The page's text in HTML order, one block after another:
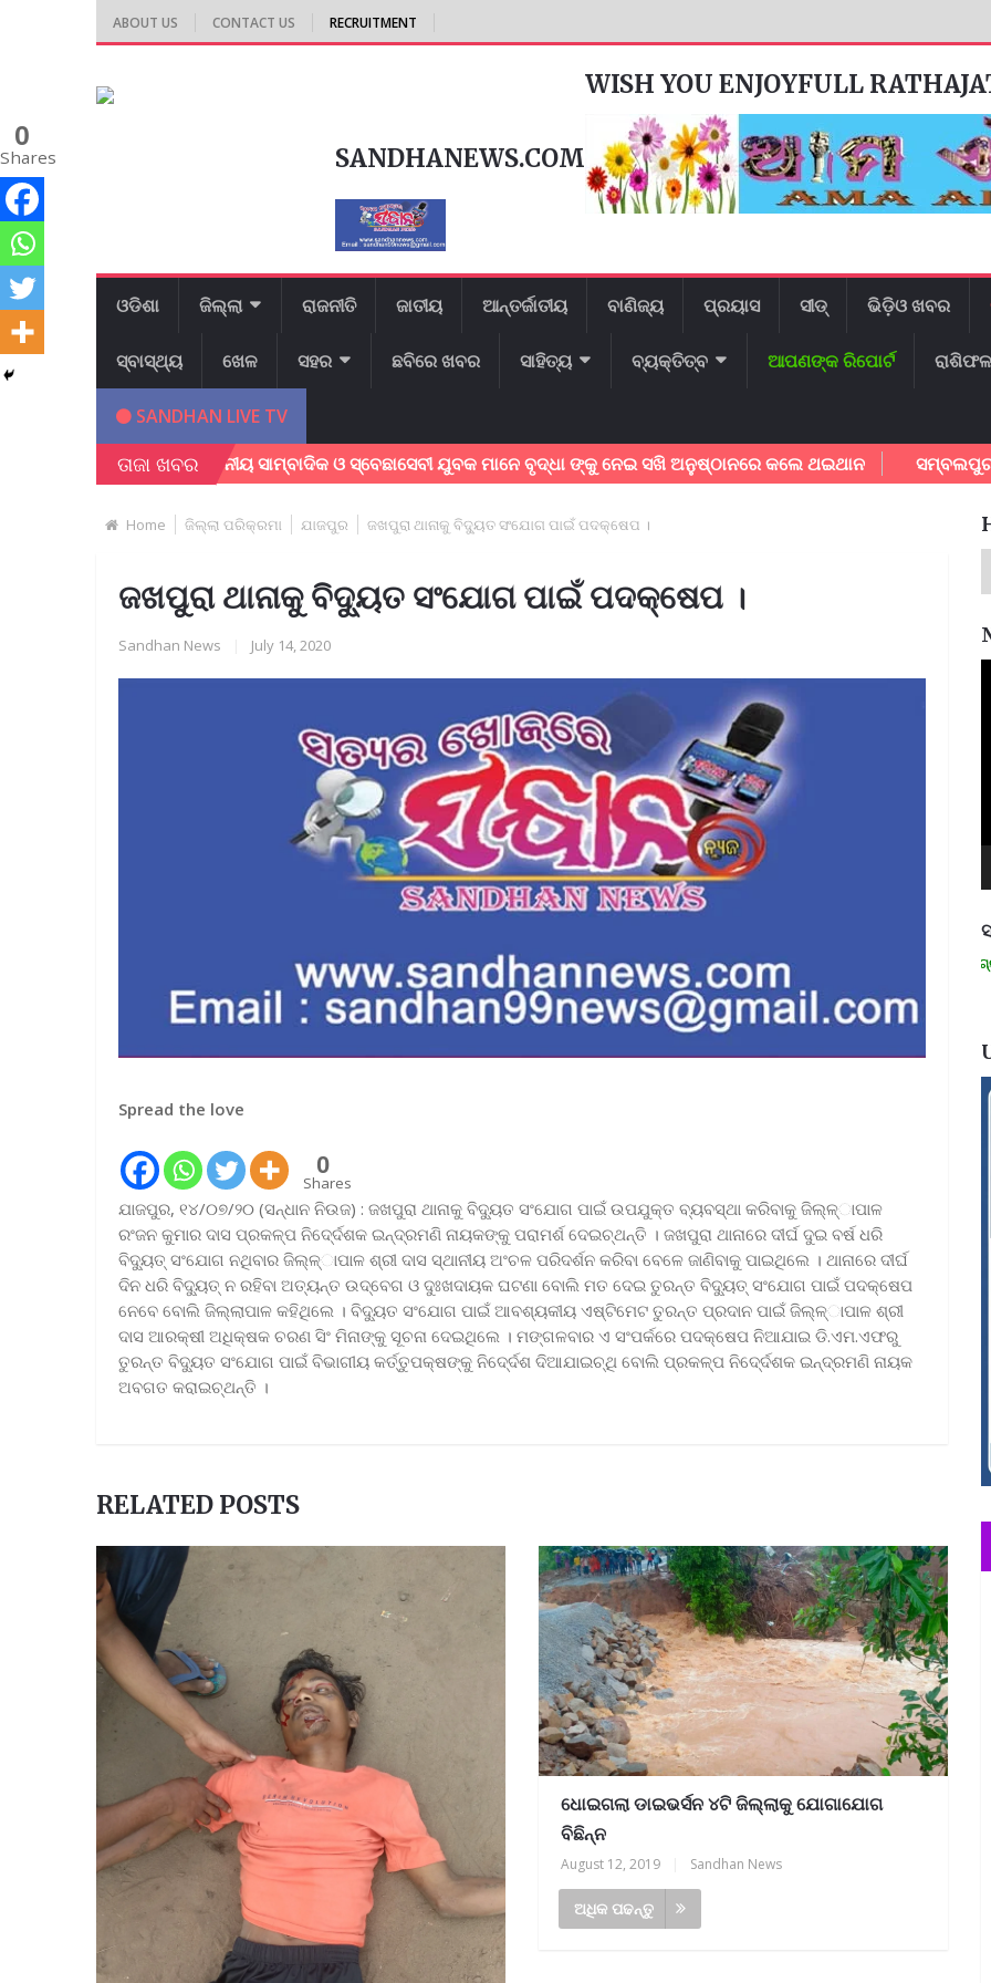
ABOUT US CONTACT US RECRUITMENT
WISH YOU ENJOYFULL
SANDHANEWS.COM
ଓଡିଶା ଜିଲ୍ଲା ରାଜନୀତି ଜାତୀୟ ଆନ୍ତର୍ଜାତୀୟ ବାଣିଜ୍ୟ ପ୍ରୟାସ ସୀଡ୍ ଭିଡ଼ିଓ ଖବର
ସ୍ବାସ୍ଥ୍ୟ ଖେଳ ସହର ଛବିରେ ଖବର ସାହିତ୍ୟ ବ୍ୟକ୍ତିତ୍ବ ଆପଣଙ୍କ ରିପୋର୍ଟ ରାଶିଫଳ
SANDHAN LIVE TV
ତାଜା ଖବର
ବୁଲୁଥିବା ବେଳେ ସ୍ଥାନୀୟ ସାମ୍ବାଦିକ ଓ ସ୍ବେଛାସେବୀ ଯୁବକ ମାନେ ବୃଦ୍ଧା ଙ୍କୁ ନେଇ ସଖି ଅନୁଷ୍ଠାନରେ କଲେ ଥଇଥାନ ସମ୍ବଲପୁର
Home ଜିଲ୍ଲା ପରିକ୍ରମା ଯାଜପୁର ଜଖପୁରା ଥାନାକୁ ବିଦୁ୍ୟତ ସଂଯୋଗ ପାଇଁ ପଦକ୍ଷେପ ।
ଜଖପୁରା ଥାନାକୁ ବିଦୁ୍ୟତ ସଂଯୋଗ ପାଇଁ ପଦକ୍ଷେପ ।
Sandhan News July 14, 2020
Spread the love
0
Shares
ଯାଜପୁର, ୧୪/୦୭/୨୦ (ସନ୍ଧାନ ନିଉଜ) : ଜଖପୁରା ଥାନାକୁ ବିଦୁ୍ୟତ ସଂଯୋଗ ପାଇଁ ଉପଯୁକ୍ତ ବ୍ୟବସ୍ଥା କରିବାକୁ ଜିଲ୍ଳ୍ାପାଳ
ରଂଜନ କୁମାର ଦାସ ପ୍ରକଳ୍ପ ନିଦେ୍ର୍ଦଶକ ଇନ୍ଦ୍ରମଣି ନାୟକଙ୍କୁ ପରାମର୍ଶ ଦେଇଚ୍ଥନ୍ତି । ଜଖପୁରା ଥାନାରେ ଦୀର୍ଘ ଦୁଇ ବର୍ଷ ଧରି
ବିଦୁ୍ୟତ୍ ସଂଯୋଗ ନଥିବାର ଜିଲ୍ଳ୍ାପାଳ ଶ୍ରୀ ଦାସ ସ୍ଥାନୀୟ ଅଂଚଳ ପରିଦର୍ଶନ କରିବା ବେଳେ ଜାଣିବାକୁ ପାଇଥିଲେ । ଥାନାରେ ଦୀର୍ଘ
ଦିନ ଧରି ବିଦୁ୍ୟତ୍ ନ ରହିବା ଅତ୍ୟନ୍ତ ଉଦ୍ବେଗ ଓ ଦୁଃଖଦାୟକ ଘଟଣା ବୋଲି ମତ ଦେଇ ତୁରନ୍ତ ବିଦୁ୍ୟତ୍ ସଂଯୋଗ ପାଇଁ ପଦକ୍ଷେପ
ନେବେ ବୋଲି ଜିଲ୍ଲାପାଳ କହିଥିଲେ । ବିଦୁ୍ୟତ ସଂଯୋଗ ପାଇଁ ଆବଶ୍ୟକୀୟ ଏଷ୍ଟିମେଟ ତୁରନ୍ତ ପ୍ରଦାନ ପାଇଁ ଜିଲ୍ଳ୍ାପାଳ ଶ୍ରୀ
ଦାସ ଆରକ୍ଷୀ ଅଧିକ୍ଷକ ଚରଣ ସିଂ ମିନାଙ୍କୁ ସୂଚନା ଦେଇଥିଲେ । ମଙ୍ଗଳବାର ଏ ସଂପର୍କରେ ପଦକ୍ଷେପ ନିଆଯାଇ ଡି.ଏମ.ଏଫରୁ
ତୁରନ୍ତ ବିଦୁ୍ୟତ ସଂଯୋଗ ପାଇଁ ବିଭାଗୀୟ କର୍ତ୍ତୁପକ୍ଷଙ୍କୁ ନିଦେ୍ର୍ଦଶ ଦିଆଯାଇଚ୍ଥି ବୋଲି ପ୍ରକଳ୍ପ ନିଦେ୍ର୍ଦଶକ ଇନ୍ଦ୍ରମଣି ନାୟକ
ଅବଗତ କରାଇଚ୍ଥନ୍ତି ।
0
Shares
RELATED POSTS
ଧୋଇଗଲା ଡାଇଭର୍ସନ ୪ଟି ଜିଲ୍ଲାକୁ ଯୋଗାଯୋଗ
ବିଛିନ୍ନ
August 12, 2019 Sandhan News
ଅଧିକ ପଢନ୍ତୁ
ମନେ ପଡନ୍ତି: ସ୍ୱାଧୀନତା ସଂଗ୍ରାମୀ